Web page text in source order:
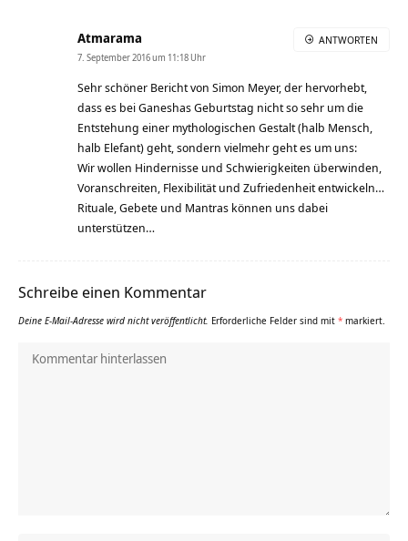
Atmarama
7. September 2016 um 11:18 Uhr
Sehr schöner Bericht von Simon Meyer, der hervorhebt,
dass es bei Ganeshas Geburtstag nicht so sehr um die
Entstehung einer mythologischen Gestalt (halb Mensch,
halb Elefant) geht, sondern vielmehr geht es um uns:
Wir wollen Hindernisse und Schwierigkeiten überwinden,
Voranschreiten, Flexibilität und Zufriedenheit entwickeln…
Rituale, Gebete und Mantras können uns dabei
unterstützen…
ANTWORTEN
Schreibe einen Kommentar
Deine E-Mail-Adresse wird nicht veröffentlicht. Erforderliche Felder sind mit * markiert.